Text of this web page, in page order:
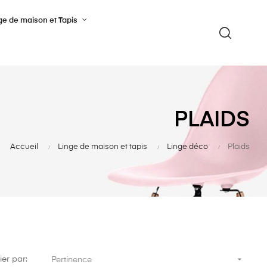
de maison et Tapis
PLAIDS
Accueil Linge de maison et tapis Linge déco Plaids
par: Pertinence 